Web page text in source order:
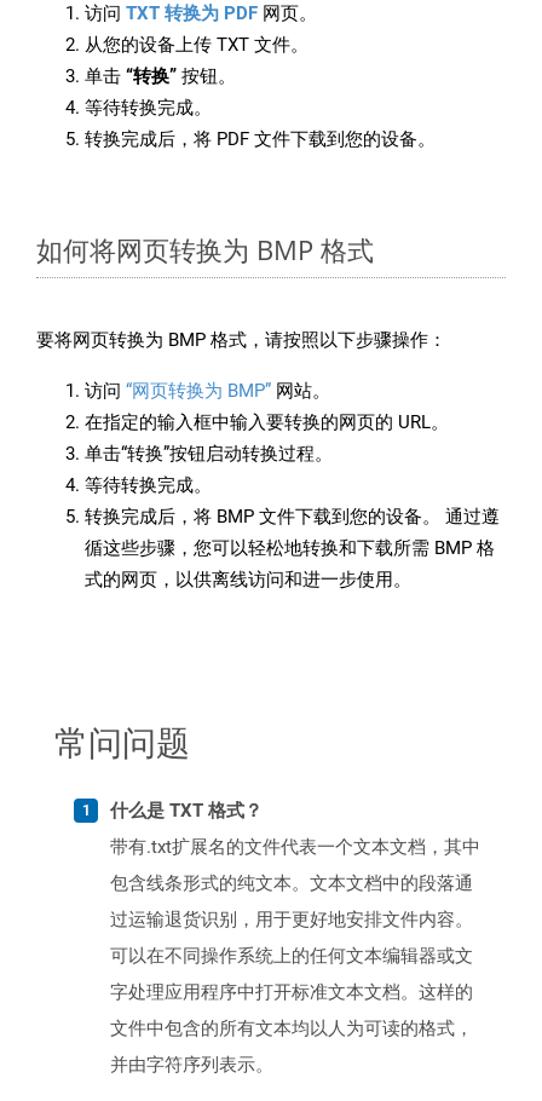
访问 TXT 转换为 PDF 网页。
从您的设备上传 TXT 文件。
单击 “转换” 按钮。
等待转换完成。
转换完成后，将 PDF 文件下载到您的设备。
如何将网页转换为 BMP 格式
要将网页转换为 BMP 格式，请按照以下步骤操作：
访问 “网页转换为 BMP” 网站。
在指定的输入框中输入要转换的网页的 URL。
单击“转换”按钮启动转换过程。
等待转换完成。
转换完成后，将 BMP 文件下载到您的设备。 通过遵
循这些步骤，您可以轻松地转换和下载所需 BMP 格
式的网页，以供离线访问和进一步使用。
常问问题
什么是 TXT 格式？
带有.txt扩展名的文件代表一个文本文档，其中
包含线条形式的纯文本。文本文档中的段落通
过运输退货识别，用于更好地安排文件内容。
可以在不同操作系统上的任何文本编辑器或文
字处理应用程序中打开标准文本文档。这样的
文件中包含的所有文本均以人为可读的格式，
并由字符序列表示。